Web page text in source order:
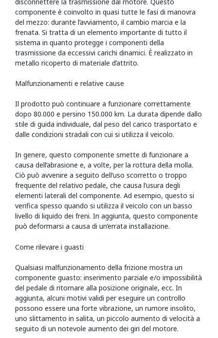
componente è coinvolto in quasi tutte le fasi di manovra
del mezzo: durante l’avviamento, il cambio marcia e la
frenata. Si tratta di un elemento importante di tutto il
sistema in quanto protegge i componenti della
trasmissione da eccessivi carichi dinamici. È realizzato in
metallo ricoperto di materiale d’attrito.
Malfunzionamenti e relative cause
Il prodotto può continuare a funzionare correttamente
dopo 80.000 e persino 150.000 km. La durata dipende dallo
stile di guida individuale, dal peso del carico trasportato e
dalle condizioni stradali con cui si utilizza il veicolo.
In genere, questo componente smette di funzionare a
causa dell’abrasione e, a volte, per la rottura della molla.
Ciò può avvenire a seguito dell’uso scorretto o troppo
frequente del relativo pedale, che causa l’usura degli
elementi laterali del componente. Ad esempio, questo si
verifica spesso quando si utilizza il veicolo con un basso
livello di liquido dei freni. In aggiunta, questo componente
può deformarsi a causa di un’errata installazione.
Come rilevare i guasti
Qualsiasi malfunzionamento della frizione mostra un
componente guasto: inserimento parziale e/o impossibilità
del pedale di ritornare alla posizione originale, ecc. In
aggiunta, alcuni motivi validi per eseguire un controllo
possono essere una forte vibrazione, un rumore insolito,
uno slittamento in salita, un piccolo aumento di velocità a
seguito di un notevole aumento dei giri del motore.